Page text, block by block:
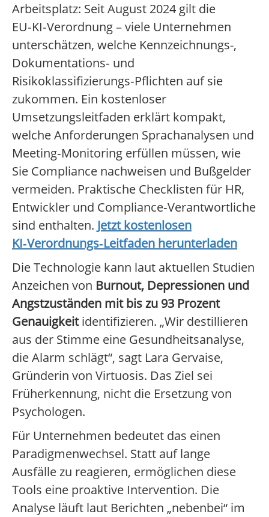
Arbeitsplatz: Seit August 2024 gilt die
EU‑KI‑Verordnung – viele Unternehmen
unterschätzen, welche Kennzeichnungs-,
Dokumentations‑ und
Risikoklassifizierungs‑Pflichten auf sie
zukommen. Ein kostenloser
Umsetzungsleitfaden erklärt kompakt,
welche Anforderungen Sprachanalysen und
Meeting‑Monitoring erfüllen müssen, wie
Sie Compliance nachweisen und Bußgelder
vermeiden. Praktische Checklisten für HR,
Entwickler und Compliance‑Verantwortliche
sind enthalten. Jetzt kostenlosen
KI‑Verordnungs‑Leitfaden herunterladen
Die Technologie kann laut aktuellen Studien
Anzeichen von Burnout, Depressionen und
Angstzuständen mit bis zu 93 Prozent
Genauigkeitidentifizieren. „Wir destillieren
aus der Stimme eine Gesundheitsanalyse,
die Alarm schlägt“, sagt Lara Gervaise,
Gründerin von Virtuosis. Das Ziel sei
Früherkennung, nicht die Ersetzung von
Psychologen.
Für Unternehmen bedeutet das einen
Paradigmenwechsel. Statt auf lange
Ausfälle zu reagieren, ermöglichen diese
Tools eine proaktive Intervention. Die
Analyse läuft laut Berichten „nebenbei“ im